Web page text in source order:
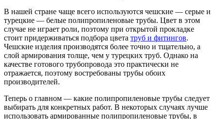
В нашей стране чаще всего используются чешские — серые и
турецкие — белые полипропиленовые трубы. Цвет в этом
случае не играет роли, поэтому при открытой прокладке
стоит придерживаться подбора цвета труб и фитингов.
Чешские изделия производятся более точно и тщательно, а
слой армирования толще, чем у турецких труб. Однако на
качестве готового трубопровода это практически не
отражается, поэтому востребованы трубы обоих
производителей.
Теперь о главном — какие полипропиленовые трубы следует
выбирать для конкретных работ. В некоторых случаях лучше
использовать армированные полипропиленовые трубы, в